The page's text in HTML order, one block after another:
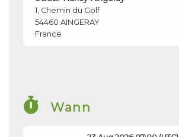
1, Chemin du Golf
54460 AINGERAY
France
Wann